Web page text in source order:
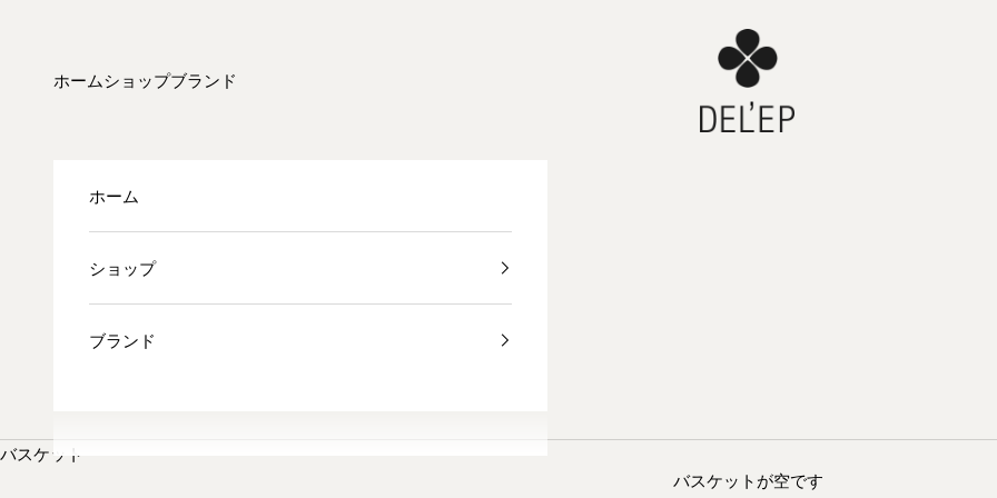
ホームショップブランド
ホーム
ショップ
ブランド
バスケット
バスケットが空です